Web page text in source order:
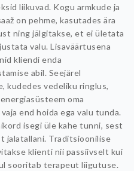
liikuvad. Kogu armkude ja
on pehme, kasutades ära
ning jälgitakse, et ei ületata
valu. Lisaväärtusena
kliendi enda
abil. Seejärel
kudedes vedeliku ringlus,
oma
end hoida ega valu tunda.
isegi üle kahe tunni, sest
jalatallani. Traditsioonilise
klienti nii passiivselt kui
sooritab terapeut liigutuse.